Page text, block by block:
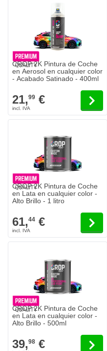
CROP 2K Pintura de Coche
en Aerosol en cualquier color
- Acabado Satinado - 400ml
21,99 €
CROP 2K Pintura de Coche
en Lata en cualquier color -
Alto Brillo - 1 litro
61,44 €
CROP 2K Pintura de Coche
en Lata en cualquier color -
Alto Brillo - 500ml
39,98 €